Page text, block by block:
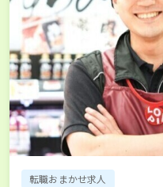
転職おまかせ求人